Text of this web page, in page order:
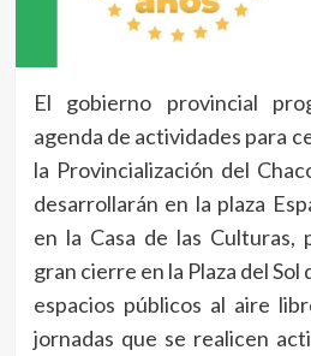
El gobierno provincial
agenda de actividades para
la Provincialización del
desarrollarán en la plaza
en la Casa de las Culturas,
gran cierre en la Plaza del Sol
espacios públicos al aire
jornadas que se realicen